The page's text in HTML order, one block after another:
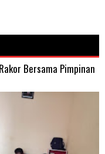
Bersama Pimpinan